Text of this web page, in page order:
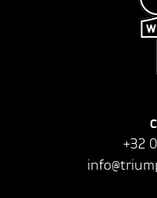
+32